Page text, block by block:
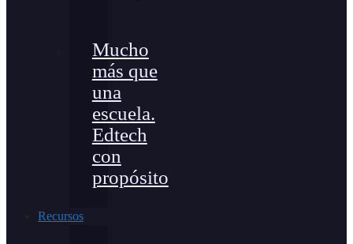
Mucho
más que
una
escuela.
Edtech
con
propósito
Recursos